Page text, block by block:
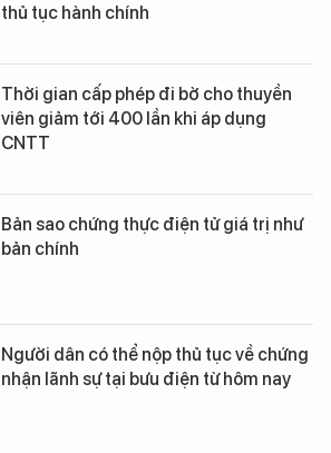
thủ tục hành chính
Thời gian cấp phép đi bờ cho thuyền
viên giảm tới 400 lần khi áp dụng
CNTT
Bản sao chứng thực điện tử giá trị như
bản chính
Người dân có thể nộp thủ tục về chứng
nhận lãnh sự tại bưu điện từ hôm nay